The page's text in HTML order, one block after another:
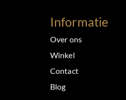
Informatie
Over ons
Winkel
Contact
Blog